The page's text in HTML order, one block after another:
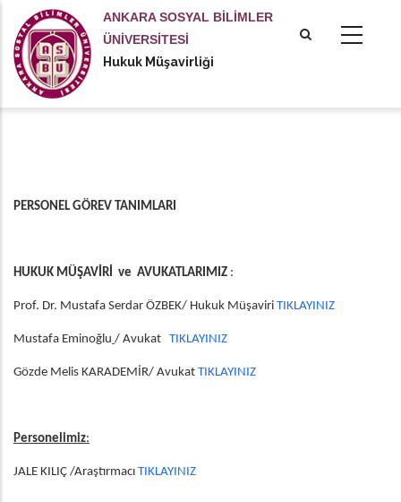
içeriğe
atla
ANKARA SOSYAL BİLİMLER
ÜNİVERSİTESİ
Hukuk Müşavirliği
actions
PERSONEL GÖREV TANIMLARI
HUKUK MÜŞAVİRİ ve AVUKATLARIMIZ :
Prof. Dr. Mustafa Serdar ÖZBEK/ Hukuk Müşaviri TIKLAYINIZ
Mustafa Eminoğlu / Avukat TIKLAYINIZ
Gözde Melis KARADEMİR/ Avukat TIKLAYINIZ
Personelimiz:
JALE KILIÇ /Araştırmacı TIKLAYINIZ